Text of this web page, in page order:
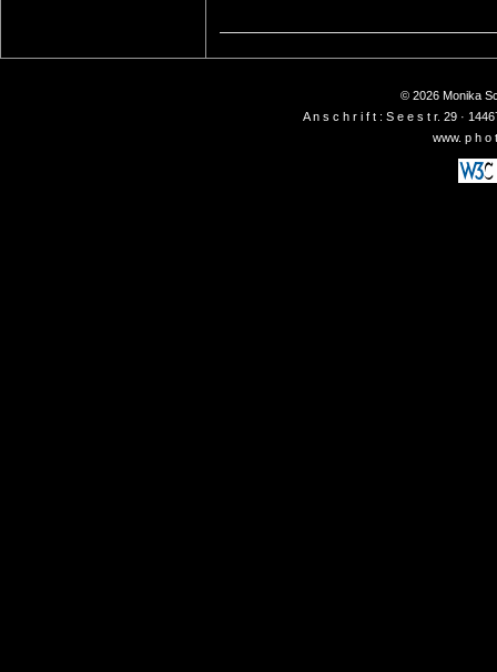
© 2026 Monika
A n s c h r i f t : S e e s t r. 29 ·
www. p h o